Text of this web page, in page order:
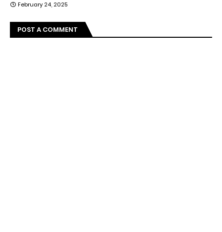
February 24, 2025
POST A COMMENT